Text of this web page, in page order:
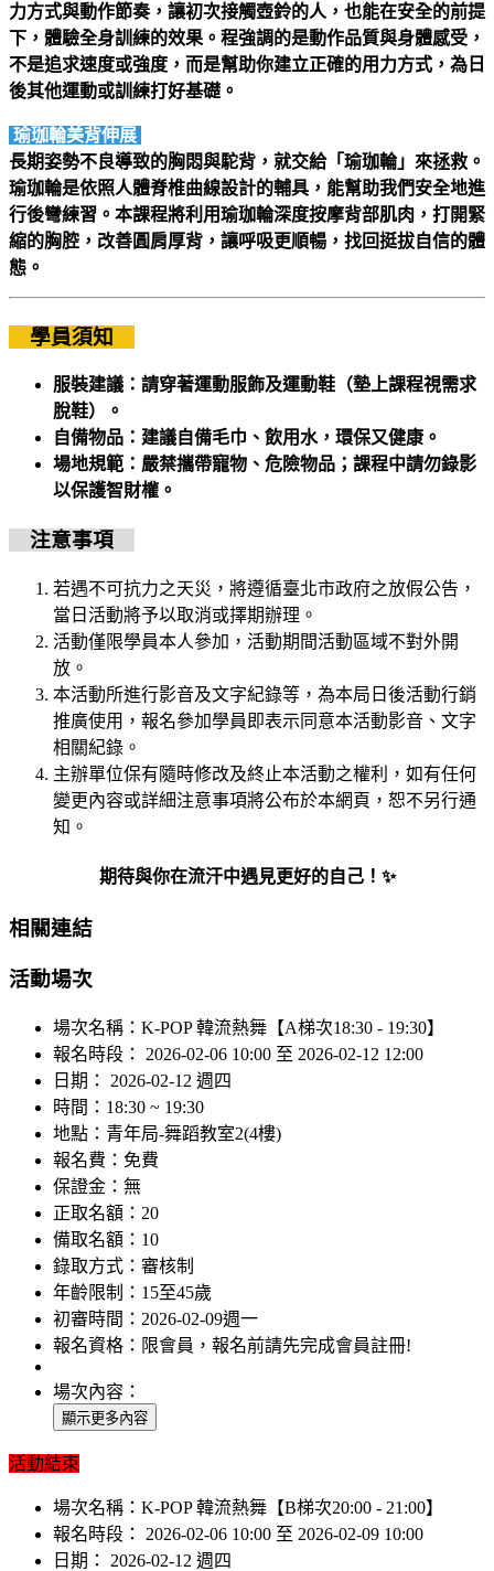
力方式與動作節奏，讓初次接觸壺鈴的人，也能在安全的前提
下，體驗全身訓練的效果。程強調的是動作品質與身體感受，
不是追求速度或強度，而是幫助你建立正確的用力方式，為日
後其他運動或訓練打好基礎。
瑜珈輪美背伸展
長期姿勢不良導致的胸悶與駝背，就交給「瑜珈輪」來拯救。
瑜珈輪是依照人體脊椎曲線設計的輔具，能幫助我們安全地進
行後彎練習。本課程將利用瑜珈輪深度按摩背部肌肉，打開緊
縮的胸腔，改善圓肩厚背，讓呼吸更順暢，找回挺拔自信的體
態。
學員須知
服裝建議 ：請穿著運動服飾及運動鞋（墊上課程視需求
脫鞋）。
自備物品 ：建議自備毛巾、飲用水，環保又健康。
場地規範 ：嚴禁攜帶寵物、危險物品；課程中請勿錄影
以保護智財權。
注意事項
若遇不可抗力之天災，將遵循臺北市政府之放假公告，
當日活動將予以取消或擇期辦理。
活動僅限學員本人參加，活動期間活動區域不對外開
放。
本活動所進行影音及文字紀錄等，為本局日後活動行銷
推廣使用，報名參加學員即表示同意本活動影音、文字
相關紀錄。
主辦單位保有隨時修改及終止本活動之權利，如有任何
變更內容或詳細注意事項將公布於本網頁，恕不另行通
知。
期待與你在流汗中遇見更好的自己！✨
相關連結
活動場次
場次名稱： K-POP 韓流熱舞【A梯次18:30 - 19:30】
報名時段：
2026-02-06 10:00 至 2026-02-12 12:00
日期：
2026-02-12 週四
時間： 18:30 ~ 19:30
地點： 青年局-舞蹈教室2(4樓)
報名費： 免費
保證金： 無
正取名額： 20
備取名額： 10
錄取方式： 審核制
年齡限制： 15至45歲
初審時間： 2026-02-09週一
報名資格： 限會員，報名前請先完成會員註冊!
場次內容：
活動結束
場次名稱： K-POP 韓流熱舞【B梯次20:00 - 21:00】
報名時段：
2026-02-06 10:00 至 2026-02-09 10:00
日期：
2026-02-12 週四